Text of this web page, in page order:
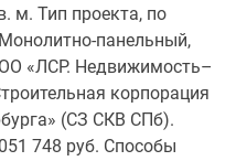
м. Тип проекта, по
панельный,
«ЛСР. Недвижимость–
корпорация
(СЗ СКВ СПб).
748 руб. Способы